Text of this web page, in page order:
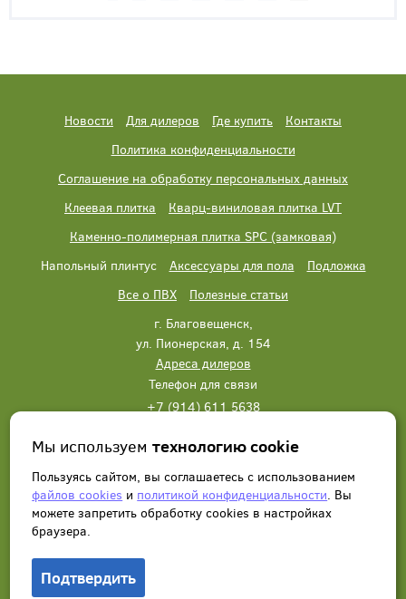
Новости Для дилеров Где купить
Контакты
Политика конфиденциальности
Соглашение на обработку персональных данных
Клеевая плитка
Кварц-виниловая плитка LVT
Каменно-полимерная плитка SPC (замковая)
Напольный плинтус
Аксессуары для пола
Подложка
Все о ПВХ
Полезные статьи
г. Благовещенск,
ул. Пионерская, д. 154
Адреса дилеров
Телефон для связи
+7 (914) 611 5638
Написать нам Заказать звонок
Мы используемтехнологию cookie
Пользуясь сайтом, вы соглашаетесь с использованием
файлов cookies и политикой конфиденциальности. Вы
можете запретить обработку сookies в настройках
браузера.
Подтвердить